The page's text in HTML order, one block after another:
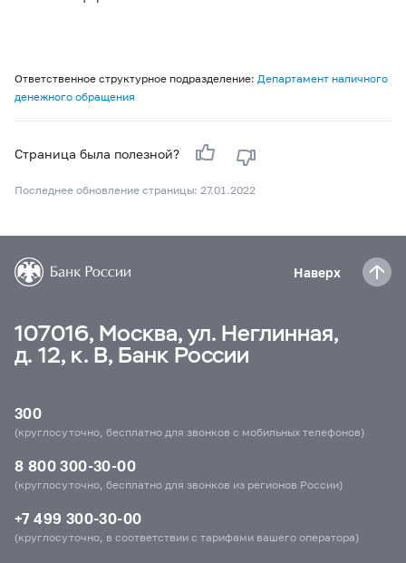
Ответственное структурное подразделение: Департамент наличного
денежного обращения
Страница была полезной?
Последнее обновление страницы: 27.01.2022
Наверх
107016, Москва, ул. Неглинная,
д. 12, к. В, Банк России
300
(круглосуточно, бесплатно для звонков с мобильных телефонов)
8 800 300-30-00
(круглосуточно, бесплатно для звонков из регионов России)
+7 499 300-30-00
(круглосуточно, в соответствии с тарифами вашего оператора)